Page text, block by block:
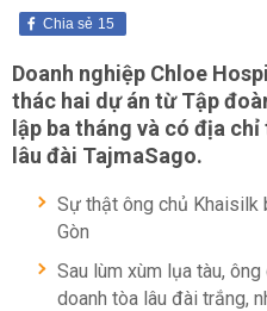
15
Chia sẻ
Doanh nghiệp Chloe
thác hai dự án từ Tập
lập ba tháng và có địa
lâu đài TajmaSago.
Sự thật ông chủ Khaisilk
Gòn
Sau lùm xùm lụa tàu,
doanh tòa lâu đài trắng,